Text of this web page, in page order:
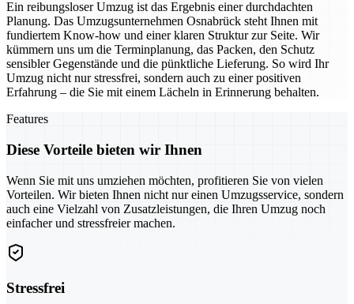
Ein reibungsloser Umzug ist das Ergebnis einer durchdachten
Planung. Das Umzugsunternehmen Osnabrück steht Ihnen mit
fundiertem Know-how und einer klaren Struktur zur Seite. Wir
kümmern uns um die Terminplanung, das Packen, den Schutz
sensibler Gegenstände und die pünktliche Lieferung. So wird Ihr
Umzug nicht nur stressfrei, sondern auch zu einer positiven
Erfahrung – die Sie mit einem Lächeln in Erinnerung behalten.
Features
Diese Vorteile bieten wir Ihnen
Wenn Sie mit uns umziehen möchten, profitieren Sie von vielen
Vorteilen. Wir bieten Ihnen nicht nur einen Umzugsservice, sondern
auch eine Vielzahl von Zusatzleistungen, die Ihren Umzug noch
einfacher und stressfreier machen.
Stressfrei